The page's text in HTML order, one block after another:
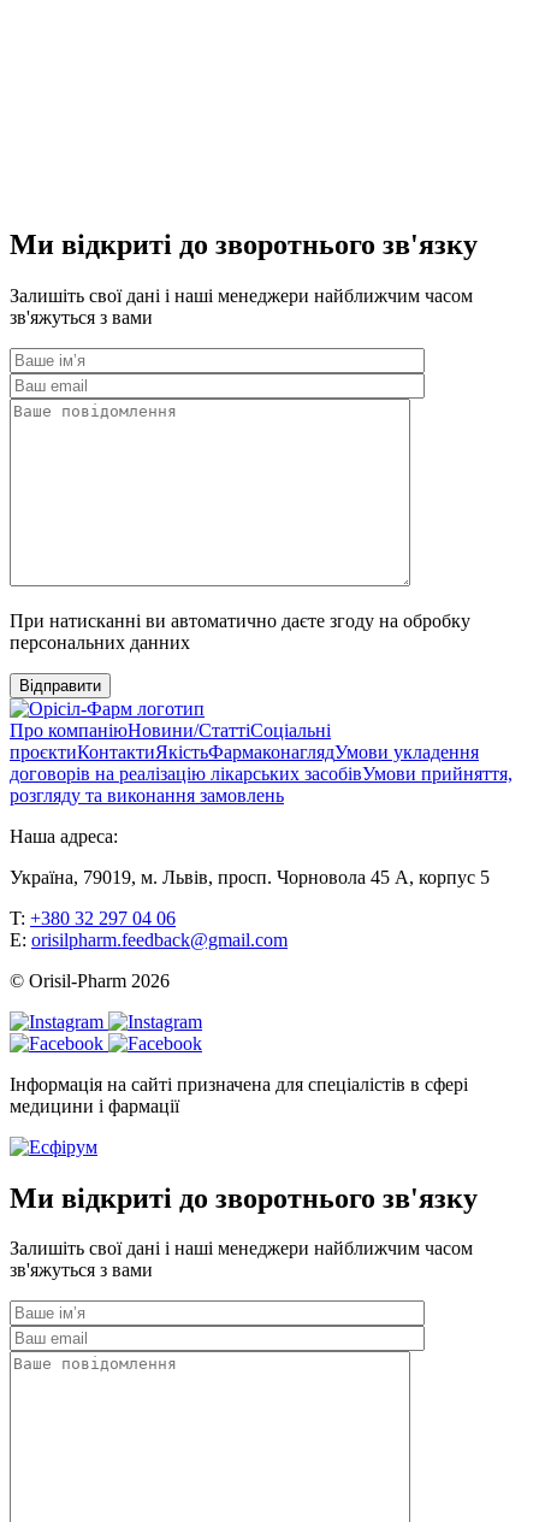
Ми відкриті до зворотнього зв'язку
Залишіть свої дані і наші менеджери найближчим часом
зв'яжуться з вами
При натисканні ви автоматично даєте згоду на обробку
персональних данних
Відправити
Про компаніюНовини/СтаттіСоціальні
проєктиКонтактиЯкістьФармаконаглядУмови укладення
договорів на реалізацію лікарських засобівУмови прийняття,
розгляду та виконання замовлень
Наша адреса:
Україна, 79019, м. Львів, просп. Чорновола 45 А, корпус 5
T: +380 32 297 04 06
E: orisilpharm.feedback@gmail.com
© Orisil-Pharm 2026
Інформація на сайті призначена для спеціалістів в сфері
медицини і фармації
Ми відкриті до зворотнього зв'язку
Залишіть свої дані і наші менеджери найближчим часом
зв'яжуться з вами